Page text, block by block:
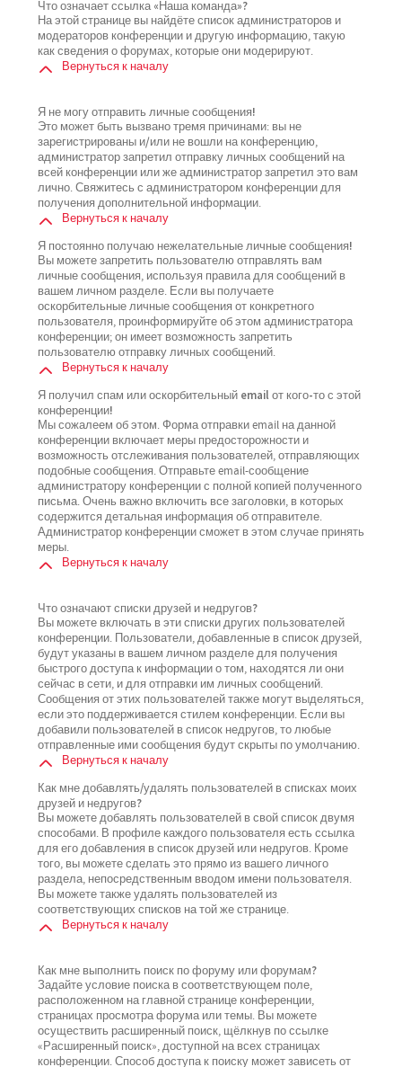
Что означает ссылка «Наша команда»?
На этой странице вы найдёте список администраторов и
модераторов конференции и другую информацию, такую
как сведения о форумах, которые они модерируют.
Вернуться к началу
Я не могу отправить личные сообщения!
Это может быть вызвано тремя причинами: вы не
зарегистрированы и/или не вошли на конференцию,
администратор запретил отправку личных сообщений на
всей конференции или же администратор запретил это вам
лично. Свяжитесь с администратором конференции для
получения дополнительной информации.
Вернуться к началу
Я постоянно получаю нежелательные личные сообщения!
Вы можете запретить пользователю отправлять вам
личные сообщения, используя правила для сообщений в
вашем личном разделе. Если вы получаете
оскорбительные личные сообщения от конкретного
пользователя, проинформируйте об этом администратора
конференции; он имеет возможность запретить
пользователю отправку личных сообщений.
Вернуться к началу
Я получил спам или оскорбительный email от кого-то с этой
конференции!
Мы сожалеем об этом. Форма отправки email на данной
конференции включает меры предосторожности и
возможность отслеживания пользователей, отправляющих
подобные сообщения. Отправьте email-сообщение
администратору конференции с полной копией полученного
письма. Очень важно включить все заголовки, в которых
содержится детальная информация об отправителе.
Администратор конференции сможет в этом случае принять
меры.
Вернуться к началу
Что означают списки друзей и недругов?
Вы можете включать в эти списки других пользователей
конференции. Пользователи, добавленные в список друзей,
будут указаны в вашем личном разделе для получения
быстрого доступа к информации о том, находятся ли они
сейчас в сети, и для отправки им личных сообщений.
Сообщения от этих пользователей также могут выделяться,
если это поддерживается стилем конференции. Если вы
добавили пользователей в список недругов, то любые
отправленные ими сообщения будут скрыты по умолчанию.
Вернуться к началу
Как мне добавлять/удалять пользователей в списках моих
друзей и недругов?
Вы можете добавлять пользователей в свой список двумя
способами. В профиле каждого пользователя есть ссылка
для его добавления в список друзей или недругов. Кроме
того, вы можете сделать это прямо из вашего личного
раздела, непосредственным вводом имени пользователя.
Вы можете также удалять пользователей из
соответствующих списков на той же странице.
Вернуться к началу
Как мне выполнить поиск по форуму или форумам?
Задайте условие поиска в соответствующем поле,
расположенном на главной странице конференции,
страницах просмотра форума или темы. Вы можете
осуществить расширенный поиск, щёлкнув по ссылке
«Расширенный поиск», доступной на всех страницах
конференции. Способ доступа к поиску может зависеть от